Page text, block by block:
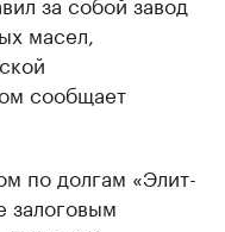
масел,
сообщает
по долгам «Элит-
залоговым